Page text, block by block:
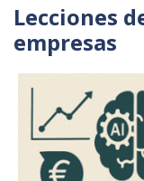
Lecciones
empresas